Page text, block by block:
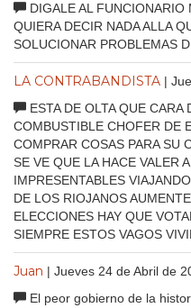
DIGALE AL
QUIERA DECIR NADA ALLA
SOLUCIONAR PROBLEMAS
LA CONTRABANDISTA |
ESTA DE OLTA QUE CARA
COMBUSTIBLE CHOFER DE
COMPRAR COSAS PARA SU
SE VE QUE LA HACE VALER
IMPRESENTABLES
DE LOS RIOJANOS
ELECCIONES HAY QUE
SIEMPRE ESTOS VAGOS
Juan | Jueves 24 de Abril de
El peor gobierno de la